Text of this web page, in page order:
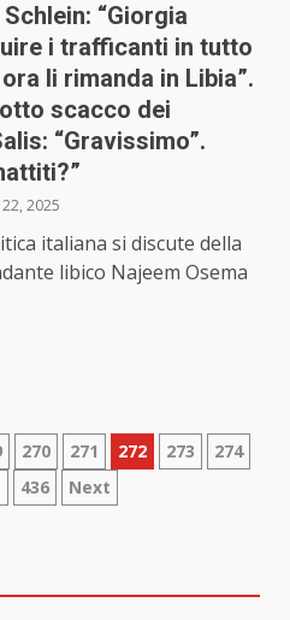
“Giorgia
i trafficanti in tutto
li rimanda in Libia”.
scacco dei
“Gravissimo”.
2025
italiana si discute della
libico Najeem Osema
270 271 272 273
274
436 Next